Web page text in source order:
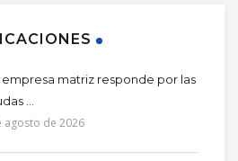
empresa matriz responde por las
...
agosto de 2026